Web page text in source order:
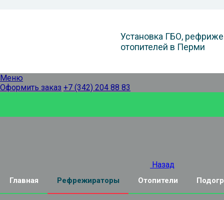
Установка ГБО,
отопителей в Перми
Меню
Оформить заказ +7 (342) 204 88 83
Назад
Главная Рефрежираторы Отопители